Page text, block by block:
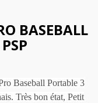
BASEBALL
Baseball Portable 3
Très bon état, Petit